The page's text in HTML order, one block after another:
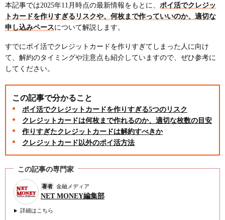
本記事では2025年11月時点の最新情報をもとに、 ポイ活でクレジッ
トカードを作りすぎるリスクや、何枚まで作っていいのか、適切な
申し込みペースについて解説します。
すでにポイ活でクレジットカードを作りすぎてしまった人に向け
て、解約のタイミングや注意点も紹介していますので、ぜひ参考に
してください。
この記事で分かること
ポイ活でクレジットカードを作りすぎる5つのリスク
クレジットカードは何枚まで作れるのか、適切な枚数の目安
作りすぎたクレジットカードは解約すべきか
クレジットカード以外のポイ活方法
この記事の専門家
著者 金融メディア
NET MONEY編集部
詳細はこちら